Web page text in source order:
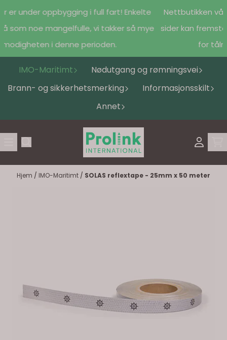
Hopp til innhold
er under oppbygging i full fart! Enkelte
som noe mangelfulle, vi takker så mye
i denne perioden.
Nettbutikken
sider kan
for
IMO-Maritimt
Nødutgang og rømningsvei
Brann- og sikkerhetsmerking
Informasjonsskilt
Annet
Hjem / IMO-Maritimt / SOLAS reflextape - 25mm x 50 meter